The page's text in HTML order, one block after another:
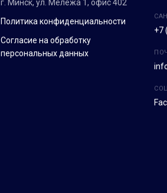
г. Минск, ул. Мележа 1, офис 402
Политика конфиденциальности
Согласие на обработку
персональных данных
+7